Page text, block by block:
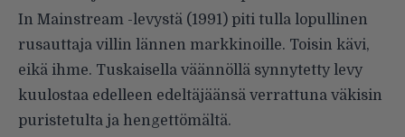
In Mainstream -levystä (1991) piti tulla lopullinen
rusauttaja villin lännen markkinoille. Toisin kävi,
eikä ihme. Tuskaisella väännöllä synnytetty levy
kuulostaa edelleen edeltäjäänsä verrattuna väkisin
puristetulta ja hengettömältä.